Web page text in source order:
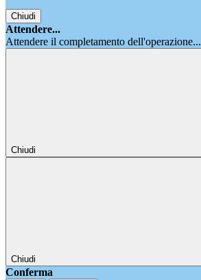
Chiudi
Attendere...
Attendere il completamento dell'operazione...
Chiudi
Chiudi
Conferma